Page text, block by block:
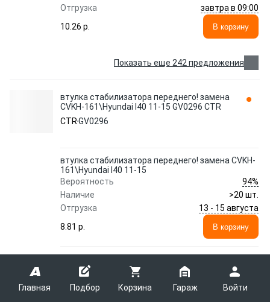
Главная Подбор Корзина Гараж Войти
Отгрузка
завтра в 09:00
10.26 p.
В корзину
Показать еще 242 предложения
втулка стабилизатора переднего! замена
CVKH-161\Hyundai I40 11-15 GV0296 CTR
CTRGV0296
втулка стабилизатора переднего! замена CVKH-
161\Hyundai I40 11-15
Вероятность
94%
Наличие
>20 шт.
Отгрузка
13 - 15 августа
8.81 p.
В корзину
161\Hyundai I40 11-15
Вероятность
100%
Наличие
14 шт.